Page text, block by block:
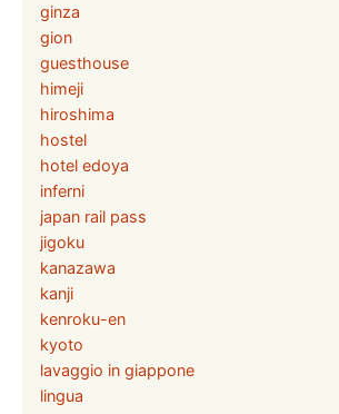
ginza
gion
guesthouse
himeji
hiroshima
hostel
hotel edoya
inferni
japan rail pass
jigoku
kanazawa
kanji
kenroku-en
kyoto
lavaggio in giappone
lingua